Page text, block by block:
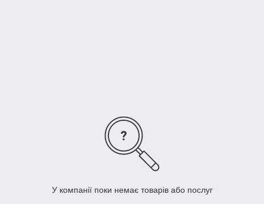
У компанії поки немає товарів або послуг